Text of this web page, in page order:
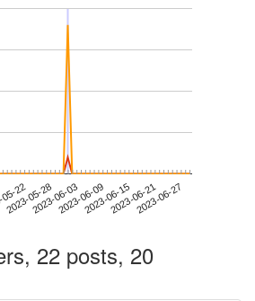
22
2023-05-282023-06-032023-06-092023-06-152023-06-212023-06-27
22 posts, 20